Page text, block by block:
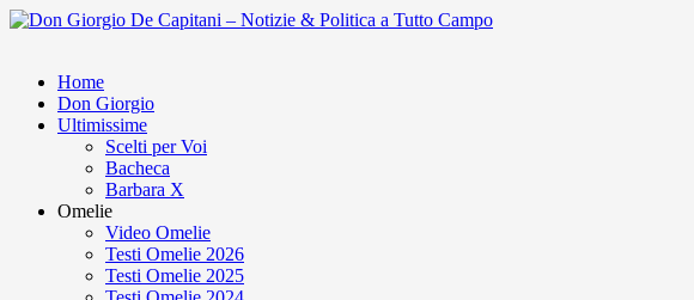
Home
Don Giorgio
Ultimissime
Scelti per Voi
Bacheca
Barbara X
Omelie
Video Omelie
Testi Omelie 2026
Testi Omelie 2025